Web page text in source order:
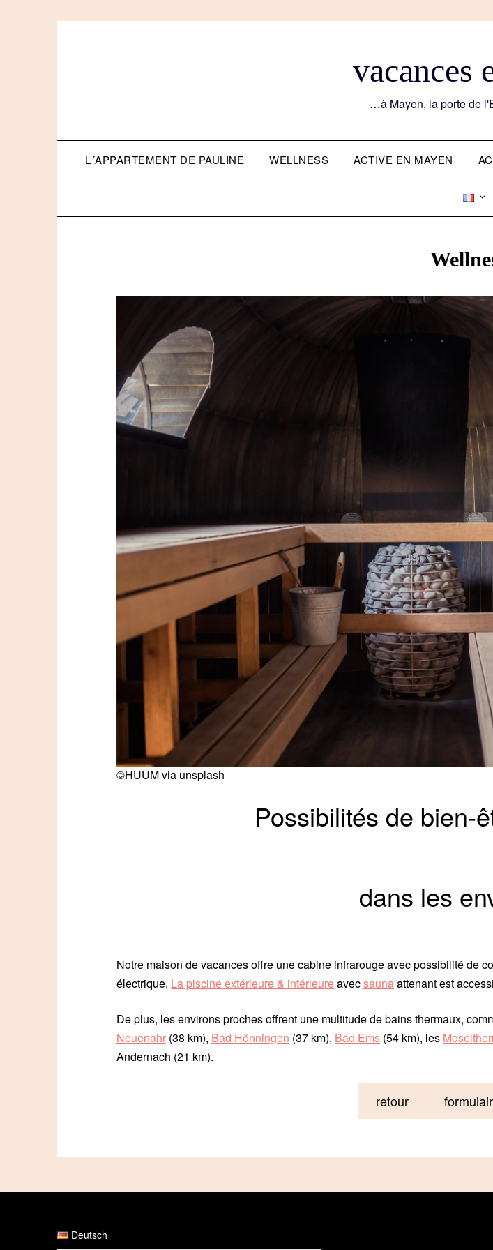
vacances
…à Mayen, la porte de
L´APPARTEMENT DE PAULINE WELLNESS ACTIVE EN MAYEN
©HUUM via unsplash
Possibilités de bien-
dans les
Notre maison de vacances offre une cabine infrarouge avec possibilité de
électrique. La piscine extérieure & intérieureavecsaunaattenant est
De plus, les environs proches offrent une multitude de bains thermaux,
Neuenahr (38 km), Bad Hönningen (37 km), Bad Ems (54 km), les
Andernach (21 km).
retour
Deutsch